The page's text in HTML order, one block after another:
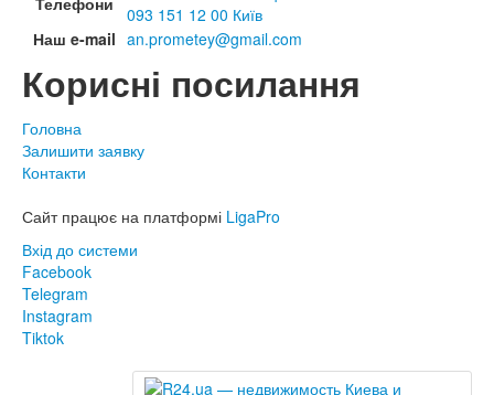
093 151 12 00 Київ
Наш e-mail an.prometey@gmail.com
Корисні посилання
Головна
Залишити заявку
Контакти
Сайт працює на платформі LigaPro
Вхід до системи
Facebook
Telegram
Instagram
Tiktok